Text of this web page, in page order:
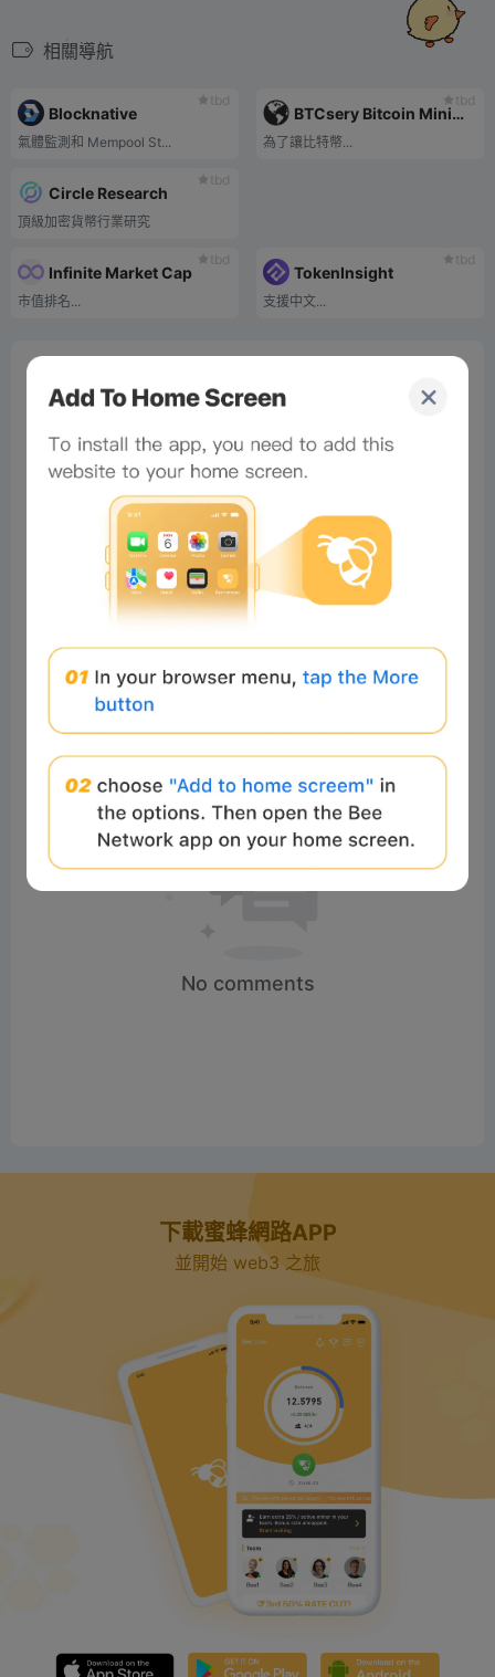
相關導航
tbd
Blocknative
氣體監測和 Mempool St...
tbd
BTCsery Bitcoin Mining Calculator
為了讓比特幣...
tbd
Circle Research
頂級加密貨幣行業研究
tbd
Infinite Market Cap
市值排名...
tbd
TokenInsight
支援中文...
tbd
Comments (0)
Comments:
No comments
下載蜜蜂網路APP
並開始 web3 之旅